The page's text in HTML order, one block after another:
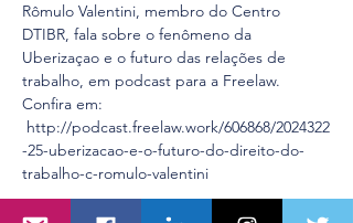
Rômulo Valentini, membro do Centro
DTIBR, fala sobre o fenômeno da
Uberizaçao e o futuro das relações de
trabalho, em podcast para a Freelaw.
Confira em:
http://podcast.freelaw.work/606868/2024322
-25-uberizacao-e-o-futuro-do-direito-do-
trabalho-c-romulo-valentini